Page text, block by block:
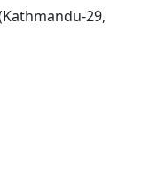
29,